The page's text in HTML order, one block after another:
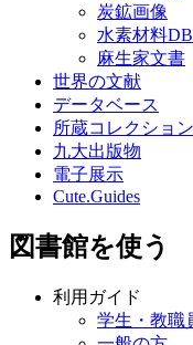
炭鉱画像
水素材料DB
麻生家文書
世界の文献
データベース
所蔵コレクション
九大出版物
電子展示
Cute.Guides
図書館を使う
利用ガイド
学生・教職